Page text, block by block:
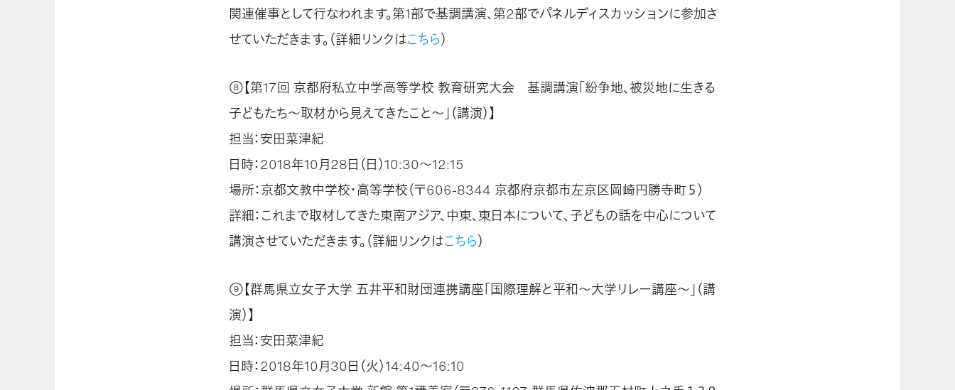
関連催事として行なわれます。第1部で基調講演、第2部でパネルディスカッションに参加さ
せていただきます。（詳細リンクはこちら）
⑧【第17回 京都府私立中学高等学校 教育研究大会 基調講演「紛争地、被災地に生きる
子どもたち～取材から見えてきたこと～」（講演）】
担当：安田菜津紀
日時：2018年10月28日（日）10:30～12:15
場所：京都文教中学校・高等学校（〒606-8344 京都府京都市左京区岡崎円勝寺町５）
詳細：これまで取材してきた東南アジア、中東、東日本について、子どもの話を中心について
講演させていただきます。（詳細リンクはこちら）
⑨【群馬県立女子大学 五井平和財団連携講座「国際理解と平和～大学リレー講座～」（講
演）】
担当：安田菜津紀
日時：2018年10月30日（火）14:40～16:10